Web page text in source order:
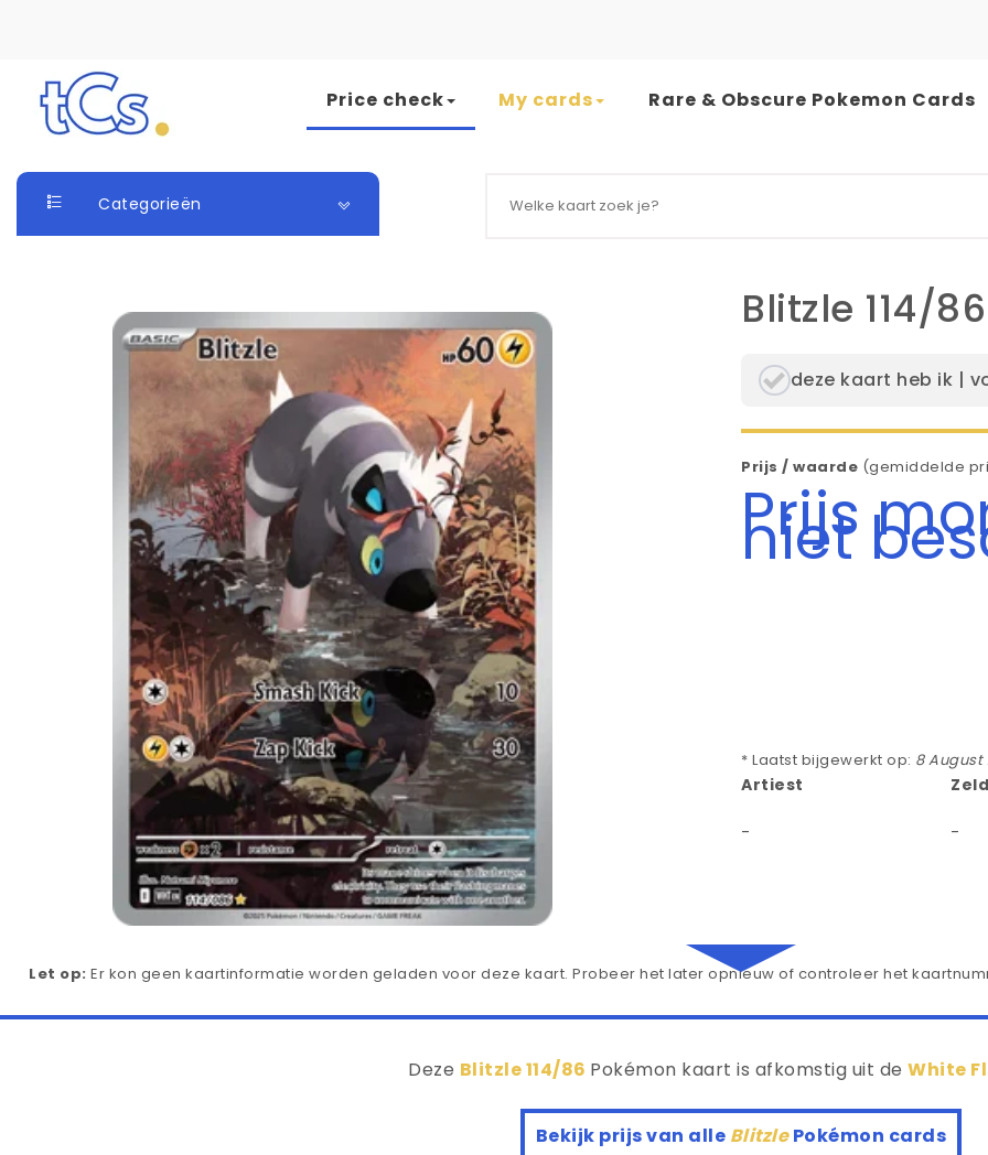
Skip to content
Price check My cards Rare & Obscure Pokemon Cards
Categorieën
Blitzle 114/86
deze kaart heb ik |
Prijs / waarde (gemiddelde
Prijs
niet
* Laatst bijgewerkt op: 8 August
Artiest
- -
Let op: Er kon geen kaartinformatie worden geladen voor deze kaart. Probeer het later opnieuw of controleer het
Deze Blitzle 114/86 Pokémon kaart is afkomstig uit deWhite
Bekijk prijs van alle BlitzlePokémon cards